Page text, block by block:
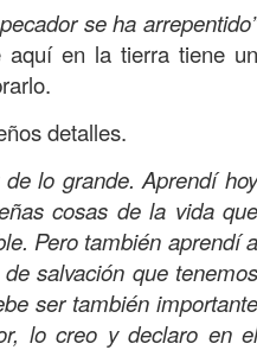
se ha
aquí en la tierra tiene un
detalles.
lo grande. Aprendí hoy
cosas de la vida que
Pero también aprendí a
salvación que tenemos
ser también importante
lo creo y declaro en el
bueno ”. Romanos 12:9
USA
iglesia vida worship center
WORSHIP CENTER